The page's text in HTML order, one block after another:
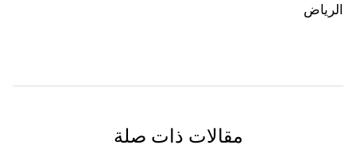
الرياض
مقالات ذات صلة